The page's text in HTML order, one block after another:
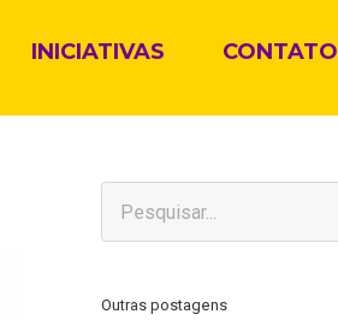
INICIATIVAS CONTATO
resultados
para:
Outras postagens